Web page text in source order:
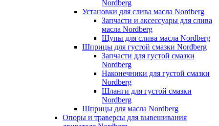
Nordberg
Установки для слива масла Nordberg
Запчасти и аксессуары для слива
масла Nordberg
Щупы для слива масла Nordberg
Шприцы для густой смазки Nordberg
Запчасти для густой смазки
Nordberg
Наконечники для густой смазки
Nordberg
Шланги для густой смазки
Nordberg
Шприцы для масла Nordberg
Опоры и траверсы для вывешивания